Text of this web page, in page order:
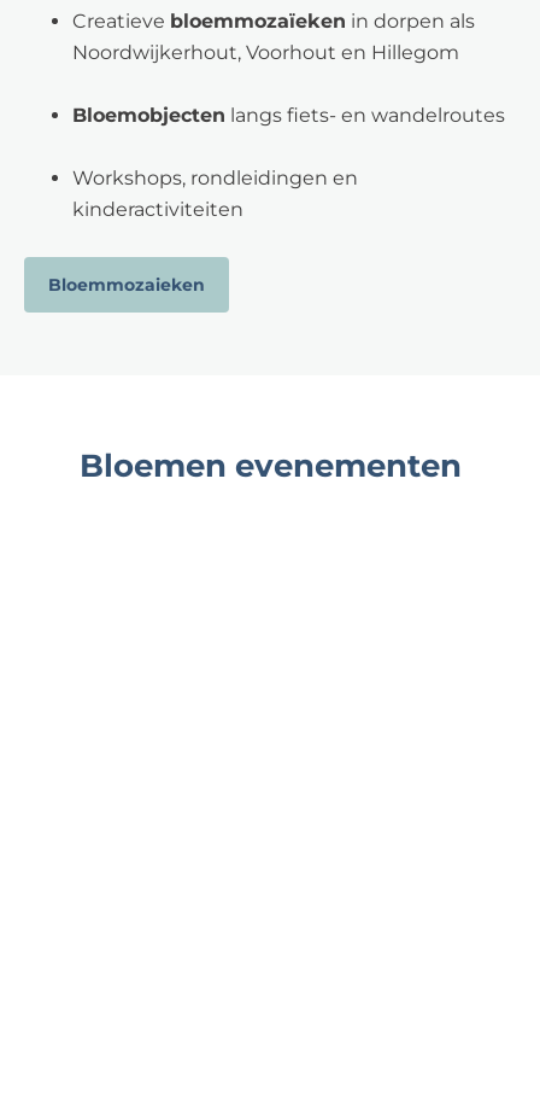
Creatieve bloemmozaïeken in dorpen als
Noordwijkerhout, Voorhout en Hillegom
Bloemobjecten langs fiets- en wandelroutes
Workshops, rondleidingen en
kinderactiviteiten
Bloemmozaieken
Bloemen evenementen